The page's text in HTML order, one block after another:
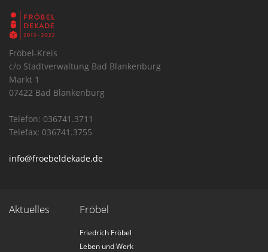
Fröbel-Kreis
c/o Stadtverwaltung Bad Blankenburg
Markt 1
07422 Bad Blankenburg
Telefon: 036741.3711
Telefax: 036741.3755
info@froebeldekade.de
Aktuelles Fröbel
Friedrich Fröbel
Leben und Werk